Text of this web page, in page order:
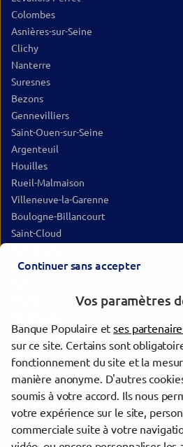
Colombes
Asnières-sur-Seine
Clichy
Nanterre
Suresnes
Bezons
Gennevilliers
Saint-Ouen-sur-Seine
Argenteuil
Houilles
Rueil-Malmaison
Villeneuve-la-Garenne
Boulogne-Billancourt
Saint-Cloud
Épinay-sur-Seine
Issy-les-Moulineaux
Sannois
Saint-Denis
Vanves
Cormeilles-en-Parisis
Continuer sans accepter
Vos paramètres
Banque Populaire etses
sur ce site. Certains sont
fonctionnement du site et la
manière anonyme. D'autres
soumis à votre accord. Ils nous
votre expérience sur le site,
commerciale suite à votre